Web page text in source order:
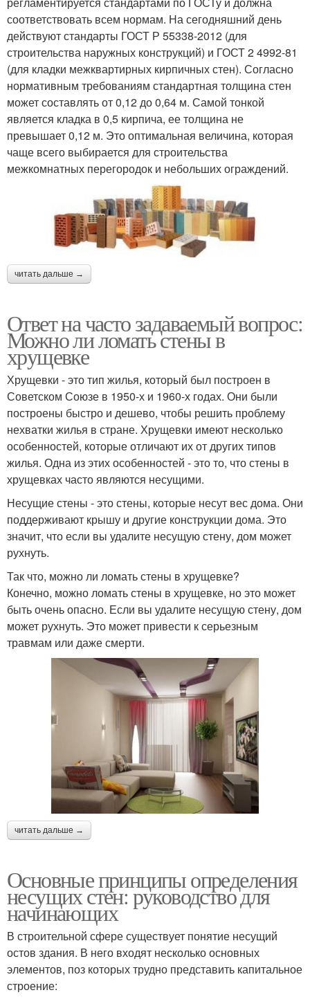
соответствовать всем нормам. На сегодняшний день
действуют стандарты ГОСТ Р 55338-2012 (для
строительства наружных конструкций) и ГОСТ 2 4992-81
(для кладки межквартирных кирпичных стен). Согласно
нормативным требованиям стандартная толщина стен
может составлять от 0,12 до 0,64 м. Самой тонкой
является кладка в 0,5 кирпича, ее толщина не
превышает 0,12 м. Это оптимальная величина, которая
чаще всего выбирается для строительства
межкомнатных перегородок и небольших ограждений.
читать дальше →
Ответ на часто задаваемый вопрос:
Можно ли ломать стены в
хрущевке
Хрущевки - это тип жилья, который был построен в
Советском Союзе в 1950-х и 1960-х годах. Они были
построены быстро и дешево, чтобы решить проблему
нехватки жилья в стране. Хрущевки имеют несколько
особенностей, которые отличают их от других типов
жилья. Одна из этих особенностей - это то, что стены в
хрущевках часто являются несущими.
Несущие стены - это стены, которые несут вес дома. Они
поддерживают крышу и другие конструкции дома. Это
значит, что если вы удалите несущую стену, дом может
рухнуть.
Так что, можно ли ломать стены в хрущевке?
Конечно, можно ломать стены в хрущевке, но это может
быть очень опасно. Если вы удалите несущую стену, дом
может рухнуть. Это может привести к серьезным
травмам или даже смерти.
читать дальше →
Основные принципы определения
несущих стен: руководство для
начинающих
В строительной сфере существует понятие несущий
остов здания. В него входят несколько основных
элементов, поз которых трудно представить капитальное
строение: